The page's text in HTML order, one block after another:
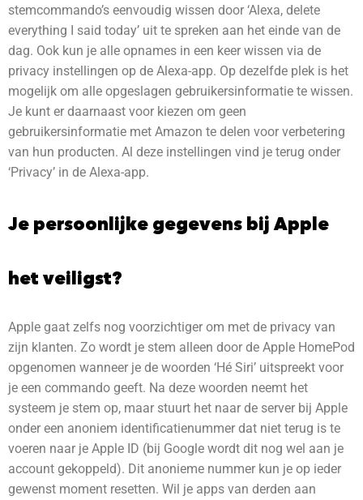
stemcommando’s eenvoudig wissen door ‘Alexa, delete
everything I said today’ uit te spreken aan het einde van de
dag. Ook kun je alle opnames in een keer wissen via de
privacy instellingen op de Alexa-app. Op dezelfde plek is het
mogelijk om alle opgeslagen gebruikersinformatie te wissen.
Je kunt er daarnaast voor kiezen om geen
gebruikersinformatie met Amazon te delen voor verbetering
van hun producten. Al deze instellingen vind je terug onder
‘Privacy’ in de Alexa-app.
Je persoonlijke gegevens bij Apple
het veiligst?
Apple gaat zelfs nog voorzichtiger om met de privacy van
zijn klanten. Zo wordt je stem alleen door de Apple HomePod
opgenomen wanneer je de woorden ‘Hé Siri’ uitspreekt voor
je een commando geeft. Na deze woorden neemt het
systeem je stem op, maar stuurt het naar de server bij Apple
onder een anoniem identificatienummer dat niet terug is te
voeren naar je Apple ID (bij Google wordt dit nog wel aan je
account gekoppeld). Dit anonieme nummer kun je op ieder
gewenst moment resetten. Wil je apps van derden aan